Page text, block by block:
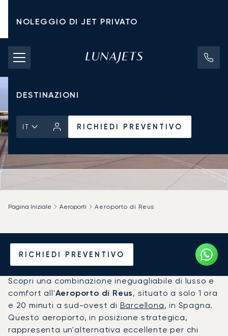
NOLEGGIO DI JET PRIVATO
TARIFFE DI NOLEGGIO
JET PRIVATI
DESTINAZIONI
IT RICHIEDI PREVENTIVO
RICHIEDI PREVENTIVO
Pagina Iniziale Aeroporti Aeroporto di Reus
Noleggio jet privato per
l'Aeroporto di Reus (REU)
Scopri una combinazione ineguagliabile di lusso e
comfort all'Aeroporto di Reus, situato a solo 1 ora
e 20 minuti a sud-ovest di Barcellona, in Spagna.
Questo aeroporto, in posizione strategica,
rappresenta un'alternativa eccellente per chi